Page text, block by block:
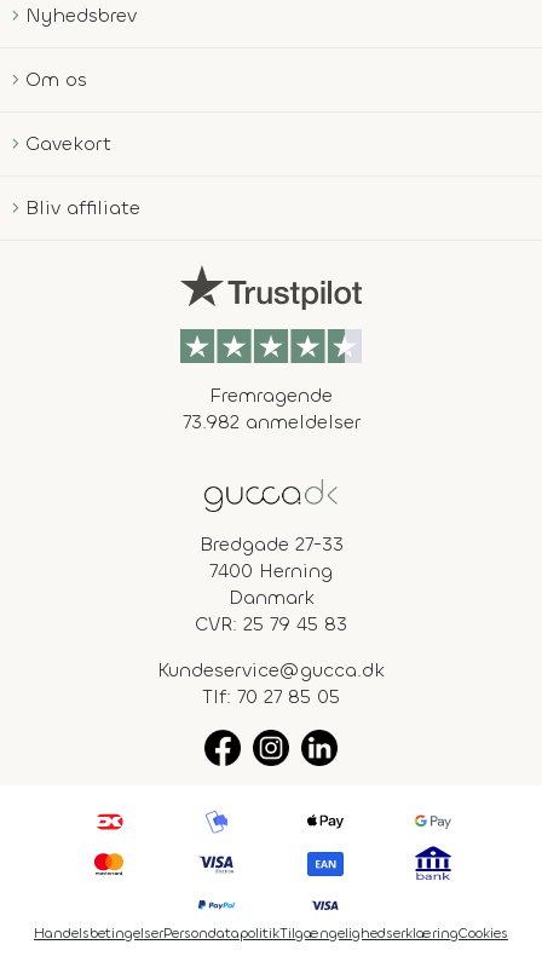
Nyhedsbrev
Om os
Gavekort
Bliv affiliate
Fremragende
73.982 anmeldelser
Bredgade 27-33
7400 Herning
Danmark
CVR: 25 79 45 83
Kundeservice@gucca.dk
Tlf: 70 27 85 05
HandelsbetingelserPersondatapolitikTilgængelighedserklæringCookies